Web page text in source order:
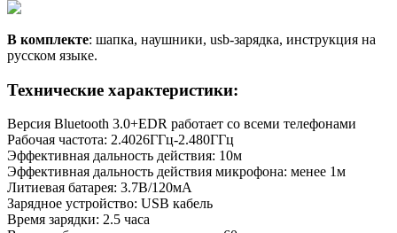
В комплекте: шапка, наушники, usb-зарядка, инструкция на
русском языке.
Технические характеристики:
Версия Bluetooth 3.0+EDR работает со всеми телефонами
Рабочая частота: 2.4026ГГц-2.480ГГц
Эффективная дальность действия: 10м
Эффективная дальность действия микрофона: менее 1м
Литиевая батарея: 3.7В/120мА
Зарядное устройство: USB кабель
Время зарядки: 2.5 часа